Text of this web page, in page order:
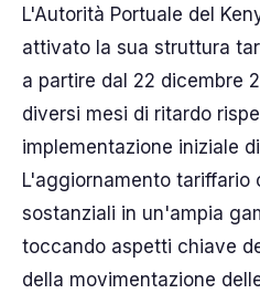
L'Autorità Portuale del
attivato la sua struttura
a partire dal 22 dicembre
diversi mesi di ritardo
implementazione iniziale
L'aggiornamento tariffario
sostanziali in un'ampia
toccando aspetti chiave
della movimentazione